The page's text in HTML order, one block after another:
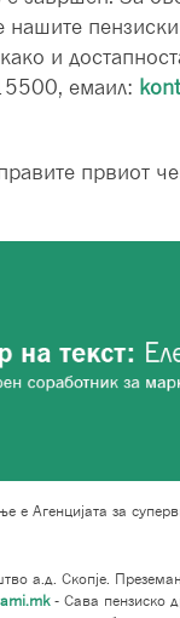
и
емаил:
првиот
Агенцијата за
а.д. Скопје.
- Сава пензиско